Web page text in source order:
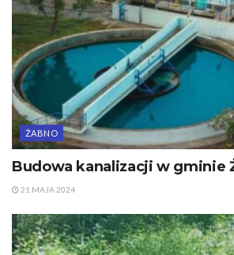
ŻABNO
Budowa kanalizacji w gminie
21 MAJA 2024